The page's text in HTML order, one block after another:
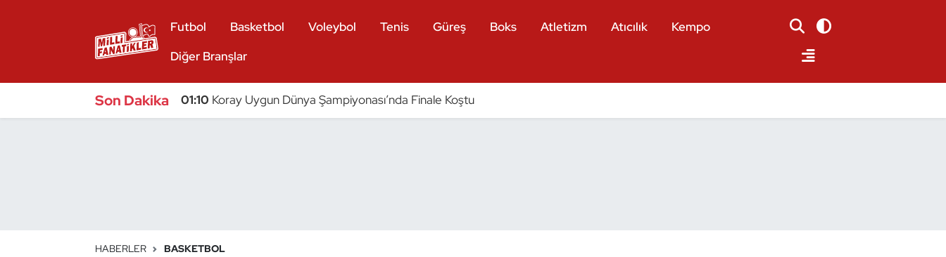
Futbol Basketbol Voleybol Tenis Güreş Boks Atletizm Atıcılık
Kempo
Diğer Branşlar
Son Dakika 01:10 Koray Uygun Dünya Şampiyonası’nda Finale Koştu
HABERLER BASKETBOL